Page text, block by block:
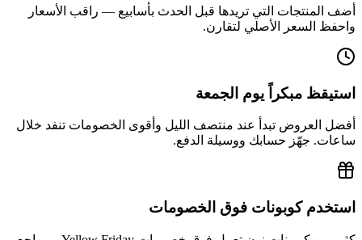
أضف المنتجات التي تريدها قبل الحدث بأسابيع — راقب الأسعار
واحفظ السعر الأصلي لتقارن.
استيقظ مبكراً يوم الجمعة
أفضل العروض تبدأ عند منتصف الليل وأقوى الخصومات تنفد خلال
ساعات. جهّز حسابك ووسيلة الدفع.
استخدم كوبونات فوق الخصومات